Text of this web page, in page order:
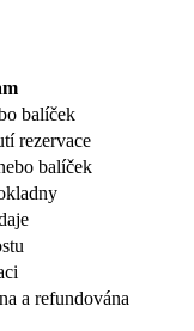
balíček
rezervace
balíček
a refundována